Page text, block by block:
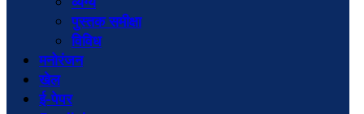
पुस्तक समीक्षा
विविध
मनोरंजन
खेल
ई-पेपर